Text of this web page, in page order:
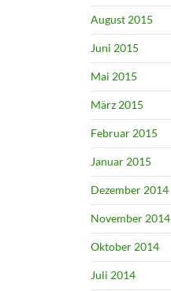
August 2015
Juni 2015
Mai 2015
März 2015
Februar 2015
Januar 2015
Dezember 2014
November 2014
Oktober 2014
Juli 2014